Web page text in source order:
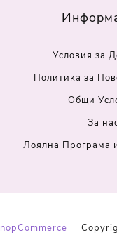
Условия за
Политика за
Общи
За
Лоялна Програма
nopCommerce